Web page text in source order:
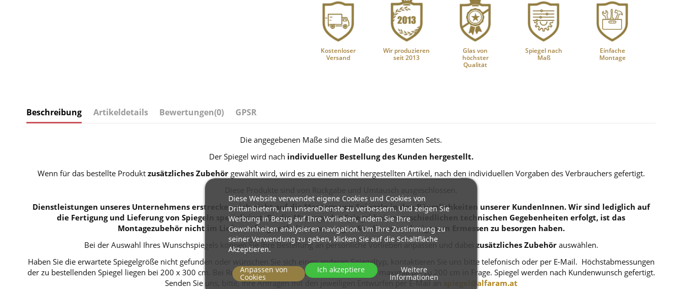
Kostenloser
Versand
Wir produzieren
seit 2013
Glas von
höchster
Qualität
Spiegel nach
Maß
Einfache
Montage
Beschreibung Artikeldetails Bewertungen(0) GPSR
Die angegebenen Maße sind die Maße des gesamten Sets.
Der Spiegel wird nach individueller Bestellung des Kunden hergestellt.
Wenn für das bestellte Produkt zusätzliches Zubehörgewählt wird, wird es zu einem nicht hergestellten Artikel, nach den individuellen Vorgaben des Verbrauchers gefertigt.
Diese Produkte sind von Rückgabe und Umtausch ausgeschlossen.
Dienstleistungen unseres Unternehmens erstrecken sich nicht auf die Montage von Spiegeln in den Räumlichkeiten unserer KundenInnen. Wir sind lediglich auf
die Fertigung und Lieferung von Spiegeln spezialisiert. Da die Montage der Spiegel bei unterschiedlichen technischen Gegebenheiten erfolgt, ist das
Montagezubehör nicht im Lieferumfang enthalten, weswegen Sie dieses nach eigenem Ermessen zu besorgen haben.
Bei der Auswahl Ihres Wunschspiegels können Sie Ihre Bestellung an persönliche Vorlieben anpassen und dabei zusätzliches Zubehörauswählen.
Haben Sie die erwartete Spiegelgröße nicht gefunden oder wünschen Sie sich einen anderen Spiegeltyp, kontaktieren Sie uns bitte telefonisch oder per E-Mail. Höchstabmessungen
der zu bestellenden Spiegel liegen bei 200 x 300 cm. Bei Rundspiegeln kommt ein Durchmesser von maximal bis zu 200 cm in Frage. Spiegel werden nach Kundenwunsch gefertigt.
Senden Sie uns, bitte, Ihre Anfragen mit den jeweiligen Entwürfen per E-Mail an
spiegel@alfaram.at
Diese Website verwendet eigene Cookies und Cookies von
Drittanbietern, um unsereDienste zu verbessern. Und zeigen Sie
Werbung in Bezug auf Ihre Vorlieben, indem Sie Ihre
Gewohnheiten analysieren navigation. Um Ihre Zustimmung zu
seiner Verwendung zu geben, klicken Sie auf die Schaltfläche
Akzeptieren.
Weitere
Informationen
Anpassen von
Cookies
Ich akzeptiere